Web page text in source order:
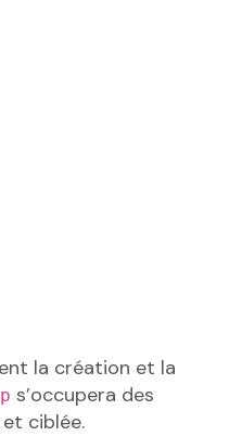
la création et la
s’occupera des
ciblée.